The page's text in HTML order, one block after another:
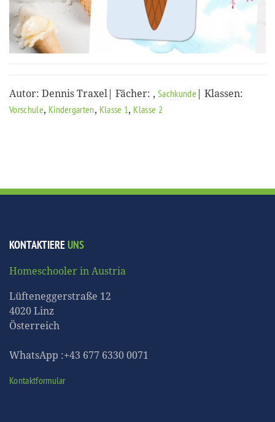
Autor: Dennis Traxel| Fächer: , Sachkunde | Klassen:
Vorschule, Kindergarten, Klasse 1, Klasse 2
KONTAKTIEREUNS
Homeschooler in Austria
Lüfteneggerstraße 12
4020 Linz
Österreich
WhatsApp :+43 677 6330 0071
Kontaktformular